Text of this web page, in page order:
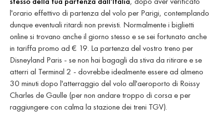
l'orario effettivo di partenza del volo per Parigi, contemplando
dunque eventuali ritardi non previsti. Normalmente i biglietti
online si trovano anche il giorno stesso e se sei fortunato anche
in tariffa promo ad € 19. La partenza del vostro treno per
Disneyland Paris - se non hai bagagli da stiva da ritirare e se
atterri al Terminal 2 - dovrebbe idealmente essere ad almeno
30 minuti dopo l'atterraggio del volo all'aeroporto di Roissy
Charles de Gaulle (per non andare troppo di corsa e per
raggiungere con calma la stazione dei treni TGV).